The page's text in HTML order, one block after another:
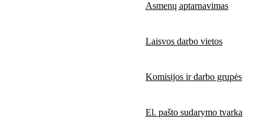
Asmenų aptarnavimas
Laisvos darbo vietos
Komisijos ir darbo grupės
El. pašto sudarymo tvarka